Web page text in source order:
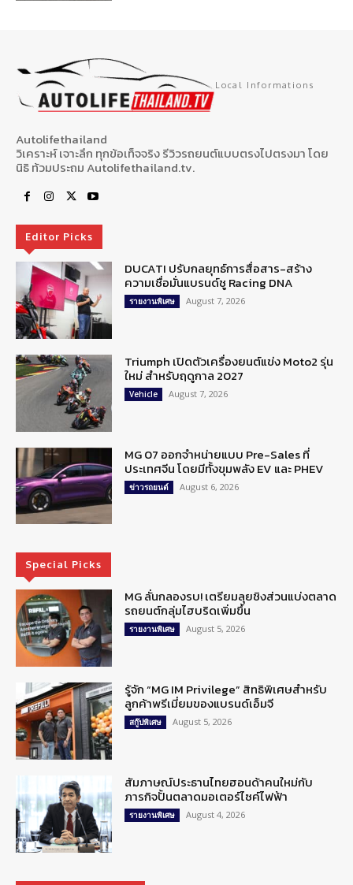
Local Informations
Autolifethailand
วิเคราะห์ เจาะลึก ทุกข้อเท็จจริง รีวิวรถยนต์แบบตรงไปตรงมา โดย
นิธิ ท้วมประถม Autolifethailand.tv.
Editor Picks
DUCATI ปรับกลยุทธ์การสื่อสาร-สร้าง
ความเชื่อมั่นแบรนด์ชู Racing DNA
รายงานพิเศษ August 7, 2026
Triumph เปิดตัวเครื่องยนต์แข่ง Moto2 รุ่น
ใหม่ สำหรับฤดูกาล 2027
Vehicle August 7, 2026
MG 07 ออกจำหน่ายแบบ Pre-Sales ที่
ประเทศจีน โดยมีทั้งขุมพลัง EV และ PHEV
ข่าวรถยนต์ August 6, 2026
Special Picks
MG ลั่นกลองรบ! เตรียมลุยชิงส่วนแบ่งตลาด
รถยนต์กลุ่มไฮบริดเพิ่มขึ้น
รายงานพิเศษ August 5, 2026
รู้จัก “MG IM Privilege” สิทธิพิเศษสำหรับ
ลูกค้าพรีเมี่ยมของแบรนด์เอ็มจี
สกู๊ปพิเศษ August 5, 2026
สัมภาษณ์ประธานไทยฮอนด้าคนใหม่กับ
ภารกิจปั้นตลาดมอเตอร์ไซค์ไฟฟ้า
รายงานพิเศษ August 4, 2026